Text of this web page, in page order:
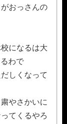
おっさんの
になるは大
わで
しくなって
やさかいに
てくるやろ